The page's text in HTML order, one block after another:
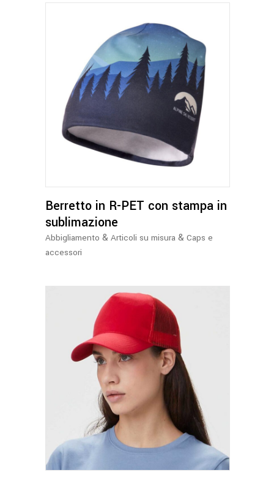
del
prodotto
Berretto in R-PET con stampa in
sublimazione
Abbigliamento & Articoli su misura & Caps e
accessori
Questo
prodotto
ha
varianti.
opzioni